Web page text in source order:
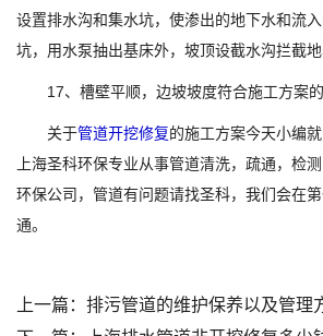
设置排水沟和集水坑，使渗出的地下水和流
坑，用水泵抽出基床外，坡顶设截水沟拦截地
17、槽壁平顺，边坡坡度符合施工方案的
关于管道开挖修复的施工方案今天小编
上海圣科环保专业从事管道清洗，疏通，检
环保公司，管道有问题请找圣科，我们会在
通。
上一篇： 排污管道的维护保养以及管理